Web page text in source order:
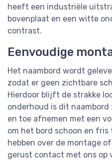
heeft een industriële
bovenplaat en een witte
contrast.
Eenvoudige
Het naambord wordt
zodat er geen zichtbare
Hierdoor blijft de strakke
onderhoud is dit
en toe afnemen met een
om het bord schoon en
hebben over de montage
gerust contact met ons op